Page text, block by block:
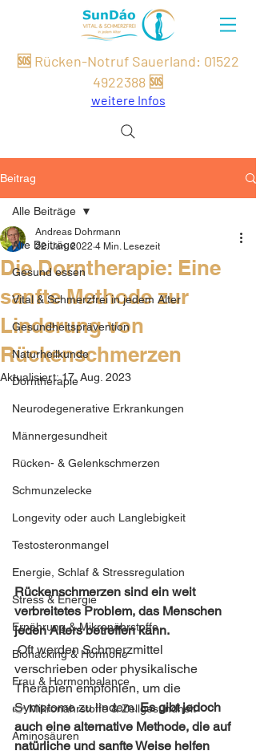
🆘 Rücken-Notruf Sauerland: 01522
4922388 🆘
weitere Infos
Beitrag
Alle Beiträge
Gesund essen
Vital & Schmerzfrei in jedem Alter
Gesundheitsprävention
Naturheilkunde
Dorntherapie
Neurodegenerative Erkrankungen
Männergesundheit
Rücken- & Gelenkschmerzen
Schmunzelecke
Longevity oder auch Langlebigkeit
Testosteronmangel
Energie, Schlaf & Stressregulation
Stress & Energie
Ernährung & Mikronährstoffe
Biohacking & Hormone
Frau & Hormonbalance
👉 Mikronährstoffe & Zellgesundheit
Aminosäuren
Alle Beiträge
Die Dorntherapie: Eine
sanfte Methode zur
Linderung von
Rückenschmerzen
Andreas Dohrmann
22. Jan. 2022 4 Min. Lesezeit
Aktualisiert:17. Aug. 2023
Rückenschmerzen sind ein weit
verbreitetes Problem, das Menschen
jeden Alters betreffen kann.
Oft werden Schmerzmittel
verschrieben oder physikalische
Therapien empfohlen, um die
Symptome zu lindern. Es gibt jedoch
auch eine alternative Methode, die auf
natürliche und sanfte Weise helfen